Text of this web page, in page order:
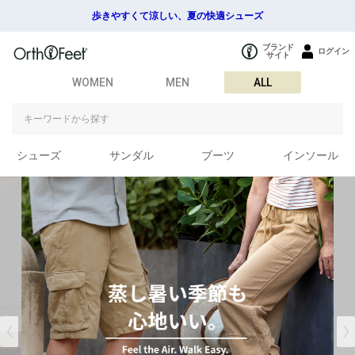
歩きやすくて涼しい、夏の快適シューズ
シューズ サンダル ブーツ インソール
ブランド
サイト
ログイン
WOMEN MEN ALL